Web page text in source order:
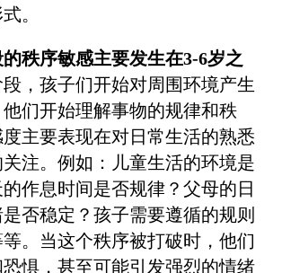
。
秩序敏感主要发生在3-6岁之
，孩子们开始对周围环境产生
们开始理解事物的规律和秩
主要表现在对日常生活的熟悉
注。例如：儿童生活的环境是
作息时间是否规律？父母的日
否稳定？孩子需要遵循的规则
。当这个秩序被打破时，他们
惧，甚至可能引发强烈的情绪